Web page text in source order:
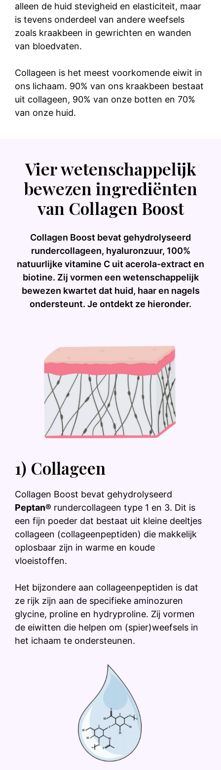
alleen de huid stevigheid en elasticiteit, maar
is tevens onderdeel van andere weefsels
zoals kraakbeen in gewrichten en wanden
van bloedvaten.
Collageen is het meest voorkomende eiwit in
ons lichaam. 90% van ons kraakbeen bestaat
uit collageen, 90% van onze botten en 70%
van onze huid.
Vier wetenschappelijk
bewezen ingrediënten
van Collagen Boost
Collagen Boost bevat gehydrolyseerd
rundercollageen, hyaluronzuur, 100%
natuurlijke vitamine C uit acerola-extract en
biotine. Zij vormen een wetenschappelijk
bewezen kwartet dat huid, haar en nagels
ondersteunt. Je ontdekt ze hieronder.
1) Collageen
Collagen Boost bevat gehydrolyseerd
Peptan® rundercollageen type 1 en 3. Dit is
een fijn poeder dat bestaat uit kleine deeltjes
collageen (collageenpeptiden) die makkelijk
oplosbaar zijn in warme en koude
vloeistoffen.
Het bijzondere aan collageenpeptiden is dat
ze rijk zijn aan de specifieke aminozuren
glycine, proline en hydryproline. Zij vormen
de eiwitten die helpen om (spier)weefsels in
het ichaam te ondersteunen.